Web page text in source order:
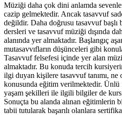
Müziği daha çok dini anlamda
cazip gelmektedir. Ancak tasavvuf
değildir. Daha doğrusu tasavvuf başlı
dersleri ve tasavvuf müziği dışında
alanında yer almaktadır. Başlangıç
mutasavvıfların düşünceleri gibi
Tasavvuf felsefesi içinde yer alan
almaktadır. Bu konuda tercih
ilgi duyan kişilere tasavvuf tanımı, ne
konusunda eğitim verilmektedir. Ünlü
yaşam şekilleri ile ilgili bilgiler de
Sonuçta bu alanda alınan eğitimlerin
tabii tutularak başarılı olanlara